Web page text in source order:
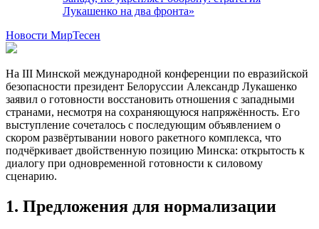
Лукашенко на два фронта»
Новости МирТесен
На III Минской международной конференции по евразийской
безопасности президент Белоруссии Александр Лукашенко
заявил о готовности восстановить отношения с западными
странами, несмотря на сохраняющуюся напряжённость. Его
выступление сочеталось с последующим объявлением о
скором развёртывании нового ракетного комплекса, что
подчёркивает двойственную позицию Минска: открытость к
диалогу при одновременной готовности к силовому
сценарию.
1. Предложения для нормализации